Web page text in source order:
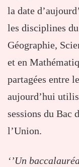
la date
les disciplines
Géographie,
et en
partagées entre
aujourd’hui
sessions du Bac
l’Union.
‘’Un